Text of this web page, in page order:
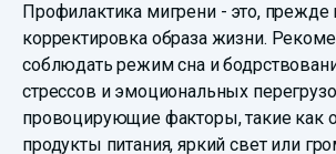
Профилактика мигрени - это, прежде
корректировка образа жизни.
соблюдать режим сна и
стрессов и эмоциональных
провоцирующие факторы, такие как
продукты питания, яркий свет или